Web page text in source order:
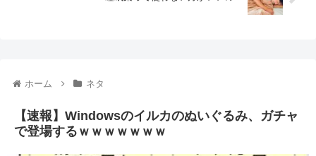
ホーム ネタ
【速報】Windowsのイルカのぬいぐるみ、ガチャ
で登場するｗｗｗｗｗｗｗ